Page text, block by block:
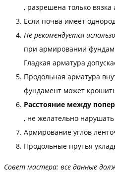
, разрешена только
Если почва имеет
Не рекомендуется
при армировании
Гладкая арматура
Продольная арматура
фундамент может
Расстояние между
, не желательно
Армирование углов
Продольные прутья
Совет мастера: все данные